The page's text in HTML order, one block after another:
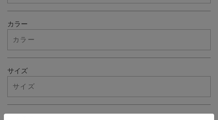
カラー
サイズ